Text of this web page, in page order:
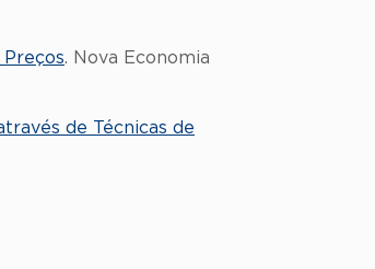
. Nova Economia
de Técnicas de